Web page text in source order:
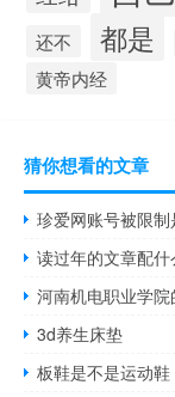
还不 都是
黄帝内经
猜你想看的文章
珍爱网账号被限
读过年的文章配
河南机电职业学
3d养生床垫
板鞋是不是运动鞋